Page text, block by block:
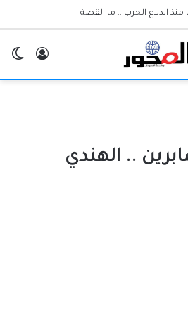
اندلاع الحرب .. ما القصة
.. الهندي